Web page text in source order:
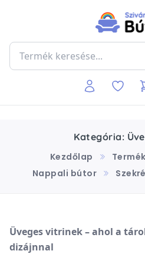
Kategória:
Kezdőlap
Nappali bútor
Üveges vitrinek – ahol a
dizájnnal